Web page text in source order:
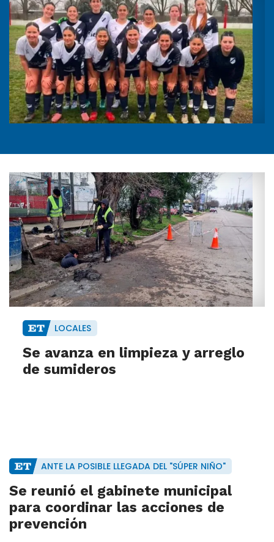
LOCALES
Se avanza en limpieza y arreglo
de sumideros
ANTE LA POSIBLE LLEGADA DEL "SÚPER NIÑO"
Se reunió el gabinete municipal
para coordinar las acciones de
prevención